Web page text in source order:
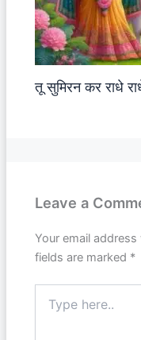
तू सुमिरन कर राधे
Leave a
Your email
fields are marked *
here..